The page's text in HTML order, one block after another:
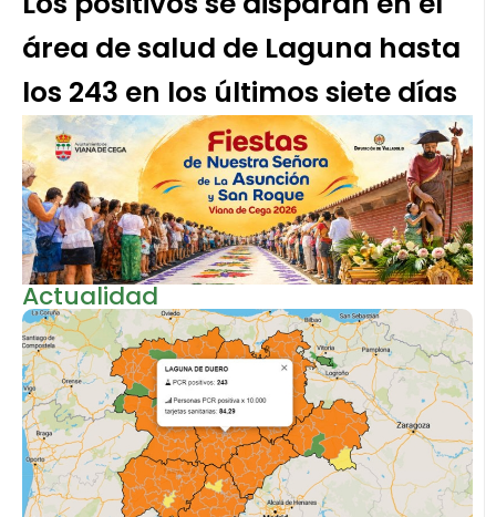
área de salud de Laguna hasta
los 243 en los últimos siete días
Actualidad